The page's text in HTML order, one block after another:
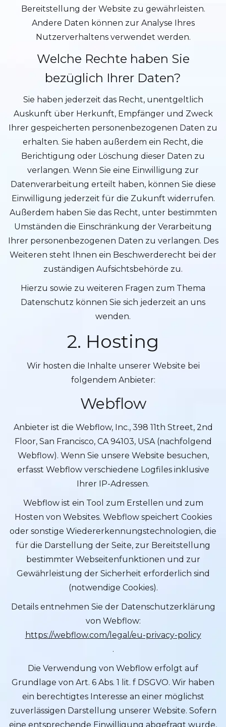
Bereitstellung der Website zu gewährleisten.
Andere Daten können zur Analyse Ihres
Nutzerverhaltens verwendet werden.
Welche Rechte haben Sie
bezüglich Ihrer Daten?
Sie haben jederzeit das Recht, unentgeltlich
Auskunft über Herkunft, Empfänger und Zweck
Ihrer gespeicherten personenbezogenen Daten zu
erhalten. Sie haben außerdem ein Recht, die
Berichtigung oder Löschung dieser Daten zu
verlangen. Wenn Sie eine Einwilligung zur
Datenverarbeitung erteilt haben, können Sie diese
Einwilligung jederzeit für die Zukunft widerrufen.
Außerdem haben Sie das Recht, unter bestimmten
Umständen die Einschränkung der Verarbeitung
Ihrer personenbezogenen Daten zu verlangen. Des
Weiteren steht Ihnen ein Beschwerderecht bei der
zuständigen Aufsichtsbehörde zu.
Hierzu sowie zu weiteren Fragen zum Thema
Datenschutz können Sie sich jederzeit an uns
wenden.
2. Hosting
Wir hosten die Inhalte unserer Website bei
folgendem Anbieter:
Webflow
Anbieter ist die Webflow, Inc., 398 11th Street, 2nd
Floor, San Francisco, CA 94103, USA (nachfolgend
Webflow). Wenn Sie unsere Website besuchen,
erfasst Webflow verschiedene Logfiles inklusive
Ihrer IP-Adressen.
Webflow ist ein Tool zum Erstellen und zum
Hosten von Websites. Webflow speichert Cookies
oder sonstige Wiedererkennungstechnologien, die
für die Darstellung der Seite, zur Bereitstellung
bestimmter Webseitenfunktionen und zur
Gewährleistung der Sicherheit erforderlich sind
(notwendige Cookies).
Details entnehmen Sie der Datenschutzerklärung
von Webflow:
https://webflow.com/legal/eu-privacy-policy
.
Die Verwendung von Webflow erfolgt auf
Grundlage von Art. 6 Abs. 1 lit. f DSGVO. Wir haben
ein berechtigtes Interesse an einer möglichst
zuverlässigen Darstellung unserer Website. Sofern
eine entsprechende Einwilligung abgefragt wurde,